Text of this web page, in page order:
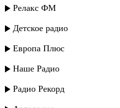
Релакс ФМ
Детское радио
Европа Плюс
Наше Радио
Радио Рекорд
Марина Мустафаева -
Марина Мустафаева -
жизнь
Марина Мустафаева -